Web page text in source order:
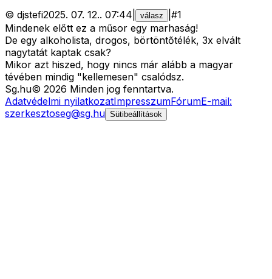
© djstefi2025. 07. 12.. 07:44 válasz #1
Mindenek előtt ez a műsor egy marhaság!
De egy alkoholista, drogos, börtöntőtélék, 3x elvált
nagytatát kaptak csak?
Mikor azt hiszed, hogy nincs már alább a magyar
tévében mindig "kellemesen" csalódsz.
Sg.hu© 2026 Minden jog fenntartva.
Adatvédelmi nyilatkozatImpresszumFórumE-mail:
szerkesztoseg@sg.hu Sütibeállítások